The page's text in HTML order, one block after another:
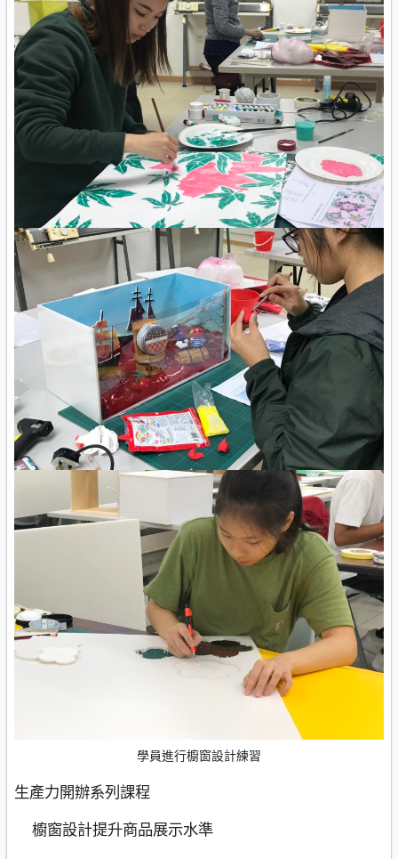
學員進行櫥窗設計練習
生產力開辦系列課程
櫥窗設計提升商品展示水準